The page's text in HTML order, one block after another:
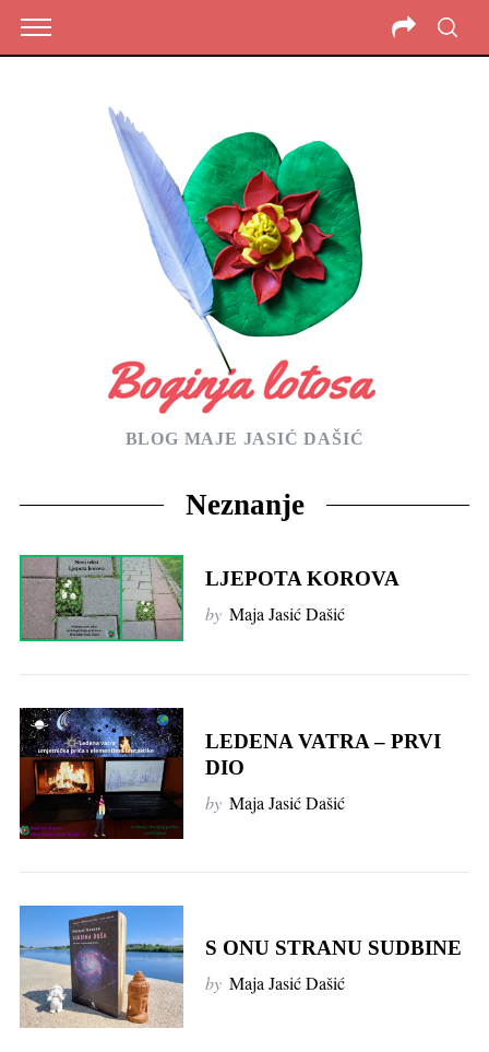
BLOG MAJE JASIĆ DAŠIĆ
Neznanje
LJEPOTA KOROVA
by Maja Jasić Dašić
LEDENA VATRA – PRVI
DIO
by Maja Jasić Dašić
S ONU STRANU SUDBINE
by Maja Jasić Dašić